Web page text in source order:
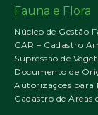
Fauna e Flora
Núcleo de Gestão
CAR – Cadastro
Supressão de
Documento de
Autorizações para
Cadastro de Áreas